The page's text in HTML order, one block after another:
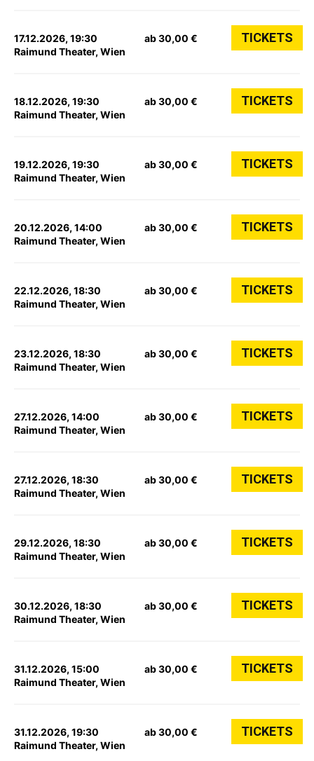
17.12.2026, 19:30
Raimund Theater, Wien
ab 30,00 € TICKETS
18.12.2026, 19:30
Raimund Theater, Wien
ab 30,00 € TICKETS
19.12.2026, 19:30
Raimund Theater, Wien
ab 30,00 € TICKETS
20.12.2026, 14:00
Raimund Theater, Wien
ab 30,00 € TICKETS
22.12.2026, 18:30
Raimund Theater, Wien
ab 30,00 € TICKETS
23.12.2026, 18:30
Raimund Theater, Wien
ab 30,00 € TICKETS
27.12.2026, 14:00
Raimund Theater, Wien
ab 30,00 € TICKETS
27.12.2026, 18:30
Raimund Theater, Wien
ab 30,00 € TICKETS
29.12.2026, 18:30
Raimund Theater, Wien
ab 30,00 € TICKETS
30.12.2026, 18:30
Raimund Theater, Wien
ab 30,00 € TICKETS
31.12.2026, 15:00
Raimund Theater, Wien
ab 30,00 € TICKETS
31.12.2026, 19:30
Raimund Theater, Wien
ab 30,00 € TICKETS